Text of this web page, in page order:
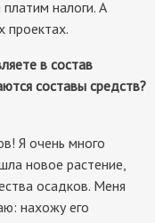
налоги. А
проектах.
в состав
составы средств?
Я очень много
новое растение,
осадков. Меня
нахожу его